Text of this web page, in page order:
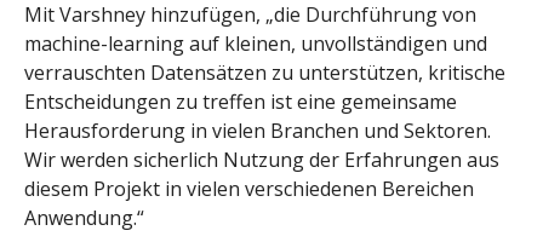
Mit Varshney hinzufügen, „die Durchführung von
machine-learning auf kleinen, unvollständigen und
verrauschten Datensätzen zu unterstützen, kritische
Entscheidungen zu treffen ist eine gemeinsame
Herausforderung in vielen Branchen und Sektoren.
Wir werden sicherlich Nutzung der Erfahrungen aus
diesem Projekt in vielen verschiedenen Bereichen
Anwendung.“